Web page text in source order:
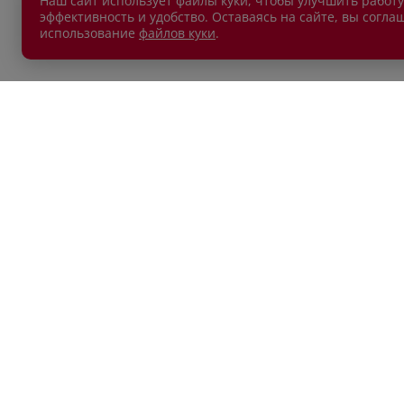
эффективность и удобство. Оставаясь на сайте, вы
использование файлов куки.